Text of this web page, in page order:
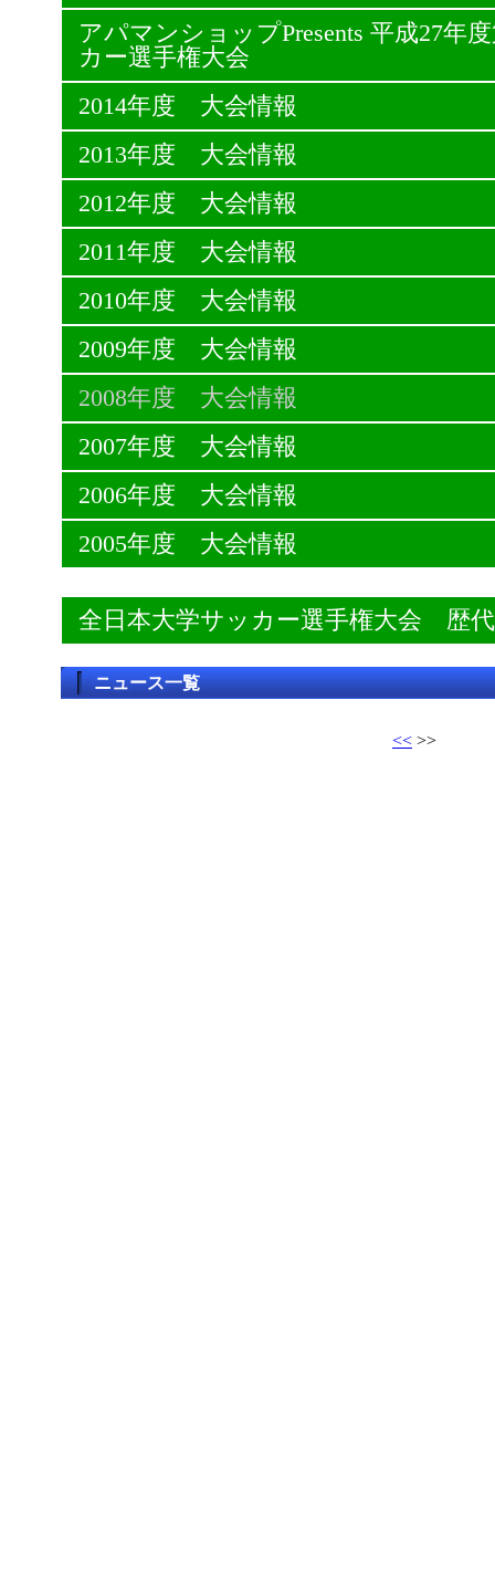
アパマンショップPresents 平成27年
カー選手権大会
2014年度 大会情報
2013年度 大会情報
2012年度 大会情報
2011年度 大会情報
2010年度 大会情報
2009年度 大会情報
2008年度 大会情報
2007年度 大会情報
2006年度 大会情報
2005年度 大会情報
全日本大学サッカー選手権大会 歴
ニュース一覧
<< >>